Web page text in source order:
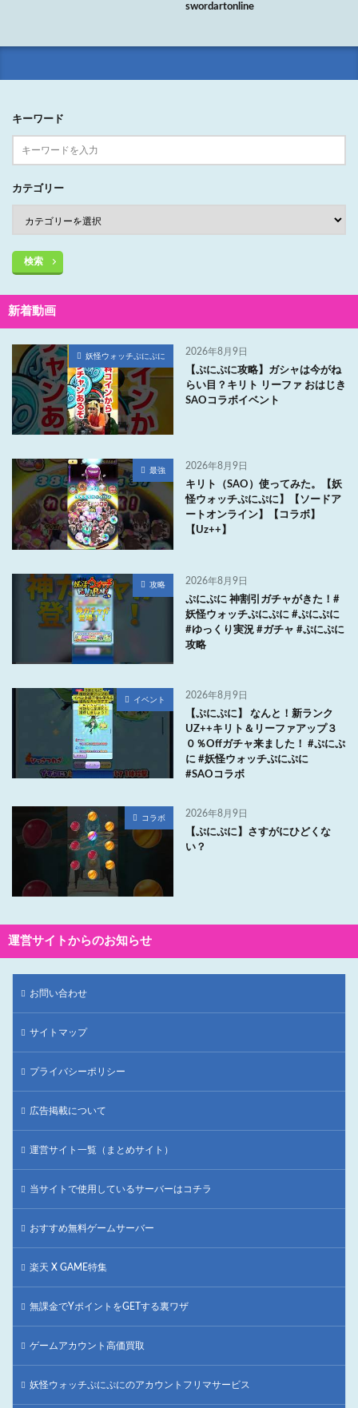
swordartonline
キーワード
カテゴリー
検索
新着動画
妖怪ウォッチぷにぷに 2026年8月9日
【ぷにぷに攻略】ガシャは今がね
らい目？キリト リーファ おはじき
SAOコラボイベント
最強 2026年8月9日
キリト（SAO）使ってみた。【妖
怪ウォッチぷにぷに】【ソードア
ートオンライン】【コラボ】
【Uz++】
攻略 2026年8月9日
ぷにぷに 神割引ガチャがきた！#
妖怪ウォッチぷにぷに #ぷにぷに
#ゆっくり実況 #ガチャ #ぷにぷに
攻略
イベント 2026年8月9日
【ぷにぷに】 なんと！新ランク
UZ++キリト＆リーファアップ３
０％Offガチャ来ました！ #ぷにぷ
に #妖怪ウォッチぷにぷに
#SAOコラボ
コラボ 2026年8月9日
【ぷにぷに】さすがにひどくな
い？
運営サイトからのお知らせ
お問い合わせ
サイトマップ
プライバシーポリシー
広告掲載について
運営サイト一覧（まとめサイト）
当サイトで使用しているサーバーはコチラ
おすすめ無料ゲームサーバー
楽天 X GAME特集
無課金でYポイントをGETする裏ワザ
ゲームアカウント高価買取
妖怪ウォッチぷにぷにのアカウントフリマサービス